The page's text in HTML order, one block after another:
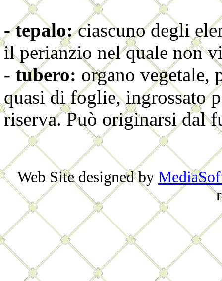
- tepalo:ciascuno degli
il perianzio nel quale non
- tubero: organo vegetale,
quasi di foglie, ingrossato
riserva. Può originarsi dal
Web Site designed by